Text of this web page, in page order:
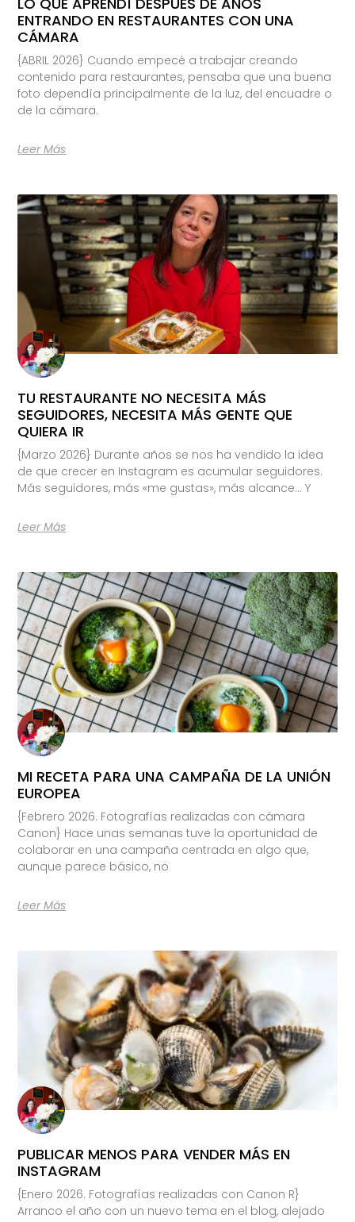
ENTRANDO EN RESTAURANTES CON UNA
CÁMARA
{ABRIL 2026} Cuando empecé a trabajar creando
contenido para restaurantes, pensaba que una buena
foto dependía principalmente de la luz, del encuadre o
de la cámara.
Leer Más
TU RESTAURANTE NO NECESITA MÁS
SEGUIDORES, NECESITA MÁS GENTE QUE
QUIERA IR
{Marzo 2026} Durante años se nos ha vendido la idea
de que crecer en Instagram es acumular seguidores.
Más seguidores, más «me gustas», más alcance… Y
Leer Más
MI RECETA PARA UNA CAMPAÑA DE LA UNIÓN
EUROPEA
{Febrero 2026. Fotografías realizadas con cámara
Canon} Hace unas semanas tuve la oportunidad de
colaborar en una campaña centrada en algo que,
aunque parece básico, no
Leer Más
PUBLICAR MENOS PARA VENDER MÁS EN
INSTAGRAM
{Enero 2026. Fotografías realizadas con Canon R}
Arranco el año con un nuevo tema en el blog, alejado